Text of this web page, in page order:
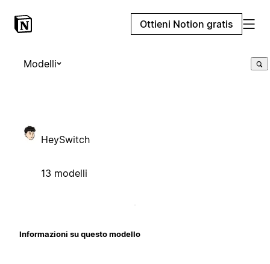
Ottieni Notion gratis
Modelli
HeySwitch
13 modelli
Informazioni su questo modello